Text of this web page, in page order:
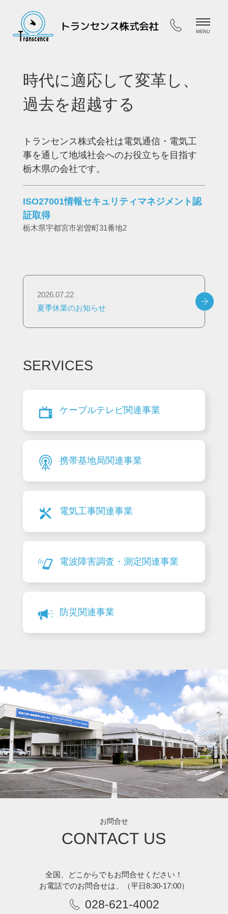
時代に適応して変革し、
過去を超越する
トランセンス株式会社は電気通信・電気工
事を通して地域社会へのお役立ちを目指す
栃木県の会社です。
ISO27001情報セキュリティマネジメント認
証取得
栃木県宇都宮市岩曽町31番地2
2026.07.22
夏季休業のお知らせ
SERVICES
ケーブルテレビ関連事業
携帯基地局関連事業
電気工事関連事業
電波障害調査・測定関連事業
防災関連事業
お問合せ
CONTACT US
全国、どこからでもお問合せください！
お電話でのお問合せは、
（平日8:30-17:00）
028-621-4002
COMPANY
会社案内
FAQ
FAQ
CONTACT
特定個人情報の適正な取扱いに関する基本
採用面接におけるセクシャルハラスメント